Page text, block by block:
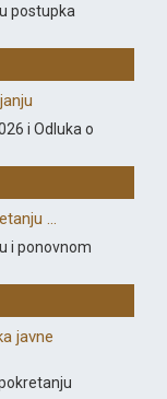
postupka
i Odluka o
...
i ponovnom
javne